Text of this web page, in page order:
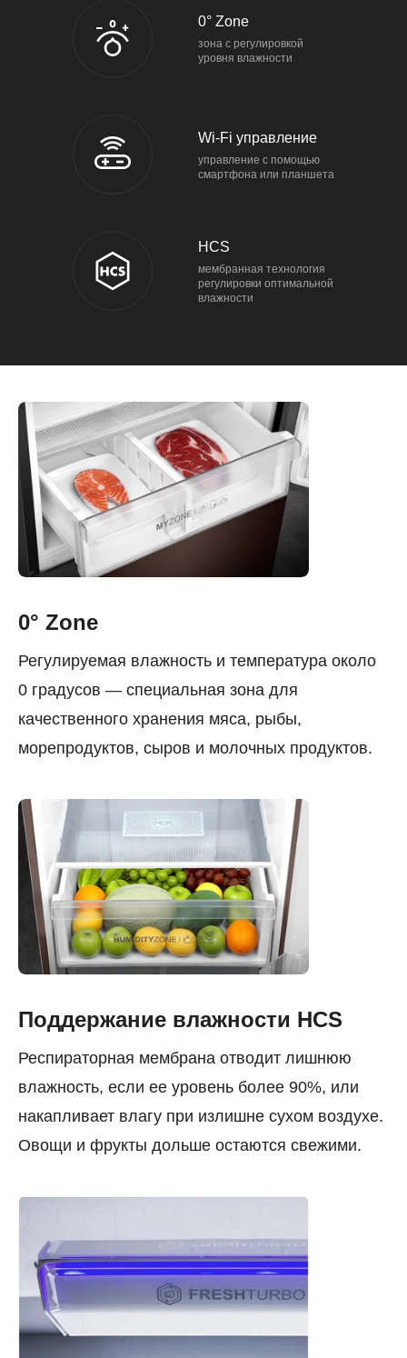
0° Zone
зона с регулировкой
уровня влажности
Wi-Fi управление
управление с помощью
смартфона или планшета
HCS
мембранная технология
регулировки оптимальной
влажности
0° Zone
Регулируемая влажность и температура около
0 градусов — специальная зона для
качественного хранения мяса, рыбы,
морепродуктов, сыров и молочных продуктов.
Поддержание влажности HCS
Респираторная мембрана отводит лишнюю
влажность, если ее уровень более 90%, или
накапливает влагу при излишне сухом воздухе.
Овощи и фрукты дольше остаются свежими.